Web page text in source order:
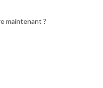
maintenant ?